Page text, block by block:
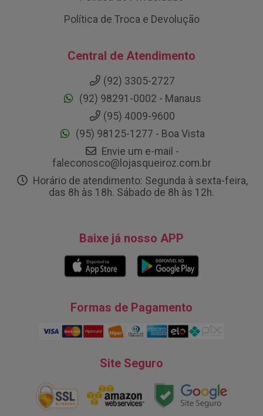
Política de Troca e Devolução
Central de Atendimento
(92) 3305-2727
(92) 98291-0002 - Manaus
(95) 4009-9600
(95) 98125-1277 - Boa Vista
Envie um e-mail -
faleconosco@lojasqueiroz.com.br
Horário de atendimento: Segunda à sexta-feira,
das 8h às 18h. Sábado de 8h às 12h.
Baixe já nosso APP
Formas de Pagamento
Site Seguro